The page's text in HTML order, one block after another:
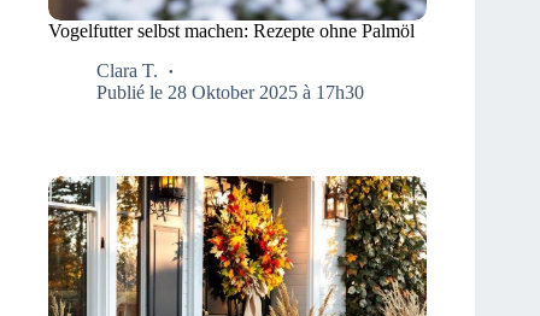
Vogelfutter selbst machen: Rezepte ohne Palmöl
Clara T.
Publié le 28 Oktober 2025 à 17h30